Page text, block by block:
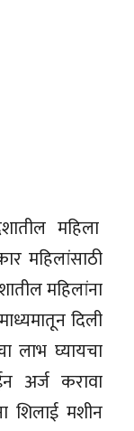
महिला
महिलांसाठी
महिलांना
दिली
लाभ घ्यायचा
अर्ज करावा
शिलाई मशीन